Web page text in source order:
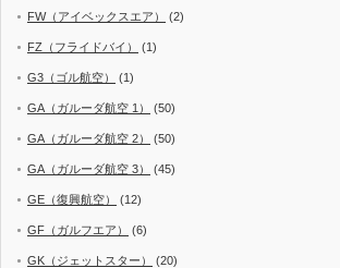
FW（アイベックスエア） (2)
FZ（フライドバイ） (1)
G3（ゴル航空） (1)
GA（ガルーダ航空 1） (50)
GA（ガルーダ航空 2） (50)
GA（ガルーダ航空 3） (45)
GE（復興航空） (12)
GF（ガルフエア） (6)
GK（ジェットスター） (20)